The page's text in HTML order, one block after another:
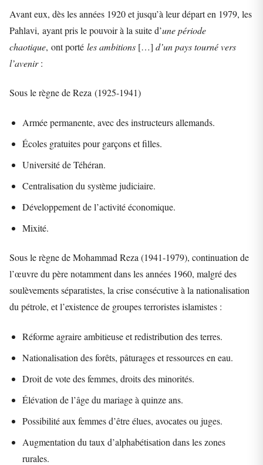
Avant eux, dès les années 1920 et jusqu’à leur départ en 1979, les
Pahlavi, ayant pris le pouvoir à la suite d’une période
chaotique, ont porté les ambitions […] d’un pays tourné vers
l’avenir:
Sous le règne de Reza (1925-1941)
Armée permanente, avec des instructeurs allemands.
Écoles gratuites pour garçons et filles.
Université de Téhéran.
Centralisation du système judiciaire.
Développement de l’activité économique.
Mixité.
Sous le règne de Mohammad Reza (1941-1979), continuation de
l’œuvre du père notamment dans les années 1960, malgré des
soulèvements séparatistes, la crise consécutive à la nationalisation
du pétrole, et l’existence de groupes terroristes islamistes :
Réforme agraire ambitieuse et redistribution des terres.
Nationalisation des forêts, pâturages et ressources en eau.
Droit de vote des femmes, droits des minorités.
Élévation de l’âge du mariage à quinze ans.
Possibilité aux femmes d’être élues, avocates ou juges.
Augmentation du taux d’alphabétisation dans les zones
rurales.